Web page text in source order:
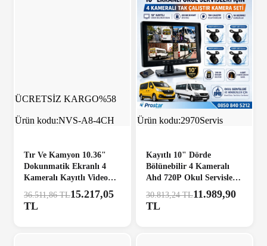
ÜCRETSİZ KARGO%58
Ürün kodu:NVS-A8-4CH
Tır Ve Kamyon 10.36"
Dokunmatik Ekranlı 4
Kameralı Kayıtlı Video
Müzik Telefon Ekran
Yansıtma Özellikli Tak
Kullan Kamera Seti
36.511,86 TL15.217,05
TL
ÜCRETSİZ KARGO%61
Ürün kodu:2970Servis
Kayıtlı 10" Dörde
Bölünebilir 4 Kameralı
Ahd 720P Okul Servisler
Için Kamera Seti
30.813,24 TL11.989,90
TL